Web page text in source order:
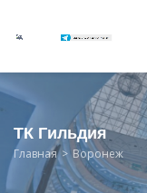
ТК Гильдия
Главная Воронеж